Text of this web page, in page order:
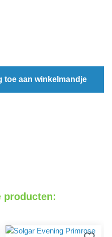
toe aan winkelmandje
producten: